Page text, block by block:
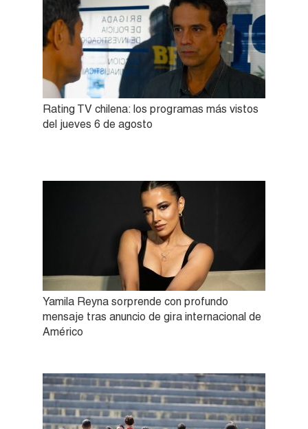
Rating TV chilena: los programas más vistos
del jueves 6 de agosto
Yamila Reyna sorprende con profundo
mensaje tras anuncio de gira internacional de
Américo